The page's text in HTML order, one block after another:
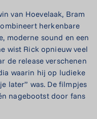
van Hoevelaak, Bram
herkenbare
moderne sound en een
wist Rick opnieuw veel
de release verschenen
waarin hij op ludieke
later” was. De filmpjes
nagebootst door fans